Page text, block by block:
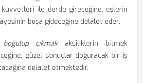
kuvvetleri ile derde gireceğine, eşlerin
boşa gideceğine delalet eder.
çıkmakaksiliklerin bitmek
güzel sonuçlar doğuracak bir iş
delalet etmektedir.